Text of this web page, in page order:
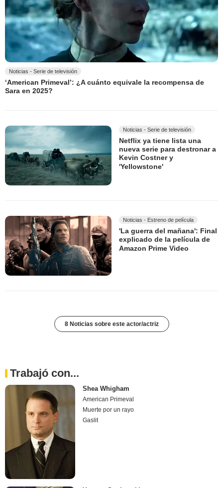
Noticias - Serie de televisión
‘American Primeval’: ¿A cuánto equivale la recompensa de
Sara en 2025?
Noticias - Serie de televisión
Netflix ya tiene lista una
nueva serie para destronar a
Kevin Costner y
'Yellowstone'
Noticias - Estreno de película
'La guerra del mañana': Final
explicado de la película de
Amazon Prime Video
8 Noticias sobre este actor/actriz
Trabajó con...
Shea Whigham
American Primeval
Muerte por un rayo
Gaslit